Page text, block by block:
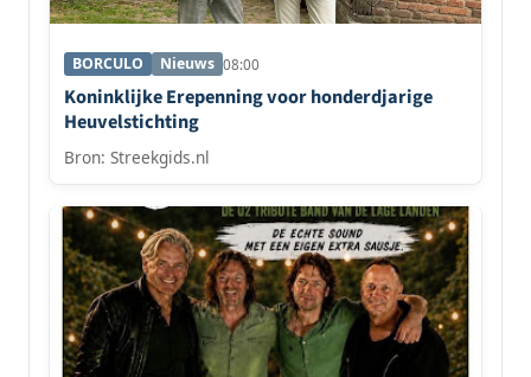
BORCULO Nieuws 08:00
Koninklijke Erepenning voor honderdjarige
Heuvelstichting
Bron: Streekgids.nl